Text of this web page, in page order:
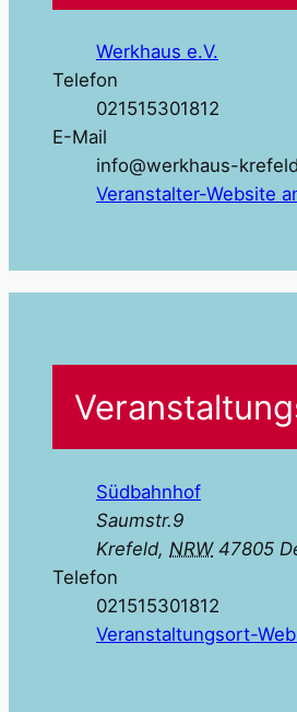
Werkhaus e.V.
Telefon
021515301812
E-Mail
info@werkhaus-
Veranstalter-Website
Südbahnhof
Saumstr.9
Krefeld, NRW 47805
Telefon
021515301812
Veranstaltungsort-